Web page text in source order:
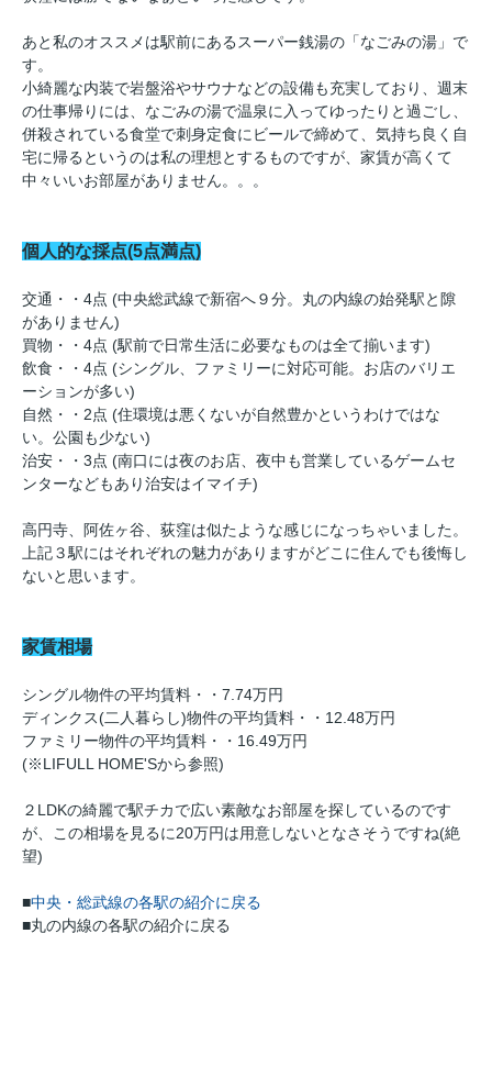
あと私のオススメは駅前にあるスーパー銭湯の「なごみの湯」で
す。
小綺麗な内装で岩盤浴やサウナなどの設備も充実しており、週末
の仕事帰りには、なごみの湯で温泉に入ってゆったりと過ごし、
併殺されている食堂で刺身定食にビールで締めて、気持ち良く自
宅に帰るというのは私の理想とするものですが、家賃が高くて
中々いいお部屋がありません。。。
個人的な採点(5点満点)
交通・・4点 (中央総武線で新宿へ９分。丸の内線の始発駅と隙
がありません)
買物・・4点 (駅前で日常生活に必要なものは全て揃います)
飲食・・4点 (シングル、ファミリーに対応可能。お店のバリエ
ーションが多い)
自然・・2点 (住環境は悪くないが自然豊かというわけではな
い。公園も少ない)
治安・・3点 (南口には夜のお店、夜中も営業しているゲームセ
ンターなどもあり治安はイマイチ)
高円寺、阿佐ヶ谷、荻窪は似たような感じになっちゃいました。
上記３駅にはそれぞれの魅力がありますがどこに住んでも後悔し
ないと思います。
家賃相場
シングル物件の平均賃料・・7.74万円
ディンクス(二人暮らし)物件の平均賃料・・12.48万円
ファミリー物件の平均賃料・・16.49万円
(※LIFULL HOME'Sから参照)
２LDKの綺麗で駅チカで広い素敵なお部屋を探しているのです
が、この相場を見るに20万円は用意しないとなさそうですね(絶
望)
■中央・総武線の各駅の紹介に戻る
■丸の内線の各駅の紹介に戻る